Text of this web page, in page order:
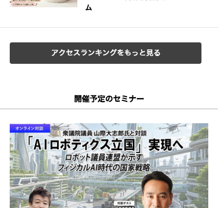
ム
アクセスランキングをもっと見る
開催予定のセミナー